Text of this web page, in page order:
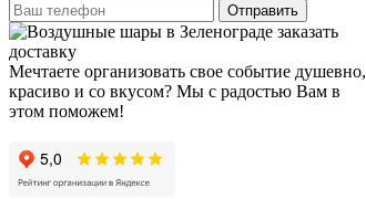
Отправить
Мечтаете организовать свое событие душевно,
красиво и со вкусом? Мы с радостью Вам в
этом поможем!